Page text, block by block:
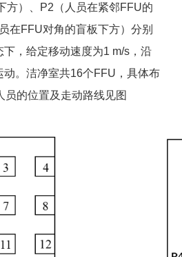
方）、P2（人员在紧邻FFU的
在FFU对角的盲板下方）分别
，给定移动速度为1 m/s，沿
动。洁净室共16个FFU，具体布
员的位置及走动路线见图